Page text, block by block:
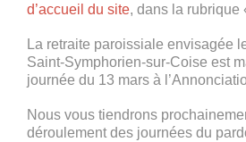
d’accueil du site, dans la rubrique
La retraite paroissiale envisagée
Saint-Symphorien-sur-Coise est
journée du 13 mars à
Nous vous tiendrons
déroulement des journées du